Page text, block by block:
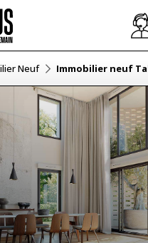
Neuf Immobilier neuf